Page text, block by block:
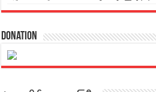
Donation